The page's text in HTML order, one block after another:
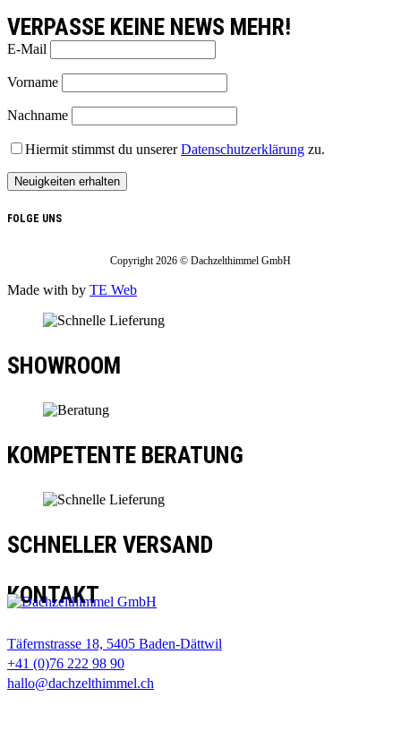
VERPASSE KEINE NEWS MEHR!
E-Mail
Vorname
Nachname
Hiermit stimmst du unsererDatenschutzerklärung zu.
FOLGE UNS
Copyright 2026 © Dachzelthimmel GmbH
Made with by TE Web
SHOWROOM
KOMPETENTE BERATUNG
SCHNELLER VERSAND
KONTAKT
Täfernstrasse 18, 5405 Baden-Dättwil
+41 (0)76 222 98 90
hallo@dachzelthimmel.ch